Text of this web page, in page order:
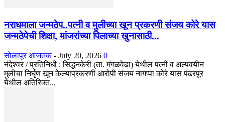
नराधमाला जन्मठेप..पत्नी व मुलीच्या खून प्रकरणी संजय कोरे यास
जन्मठेपेची शिक्षा, मांजरांच्या पिलाच्या खुनासाठी...
सोलापूर आजतक - July 20, 2026 0
नंदेश्वर / प्रतिनिधी : सिद्धनकेरी (ता. मंगळवेढा) येथील पत्नी व अल्पवयीन
मुलीचा निर्घृण खून केल्याप्रकरणी आरोपी संजय नागप्पा कोरे यास पंढरपूर
येथील अतिरिक्त...